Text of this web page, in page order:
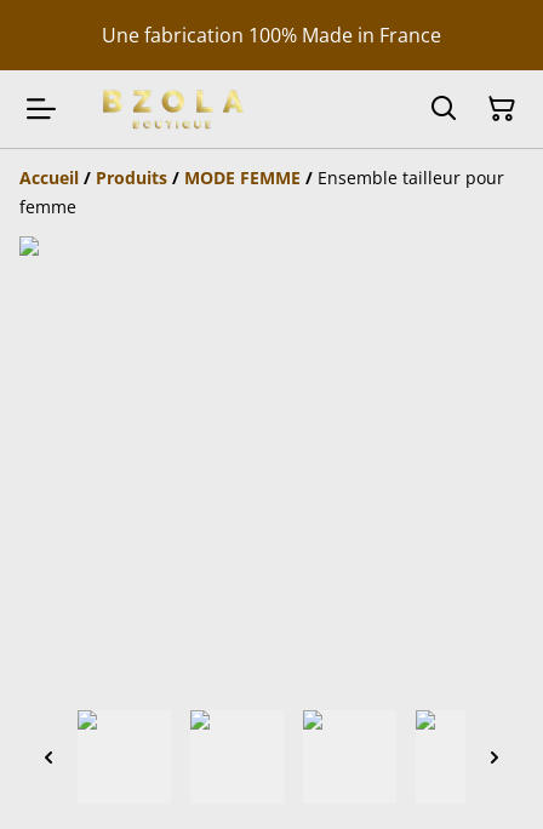
Une fabrication 100% Made in France
Accueil / Produits / MODE FEMME / Ensemble tailleur pour
femme